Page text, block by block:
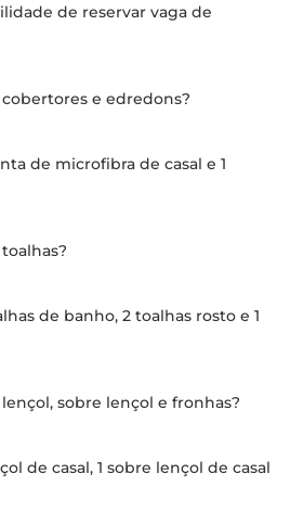
de reservar vaga de
e edredons?
de microfibra de casal e 1
de banho, 2 toalhas rosto e 1
sobre lençol e fronhas?
de casal, 1 sobre lençol de casal